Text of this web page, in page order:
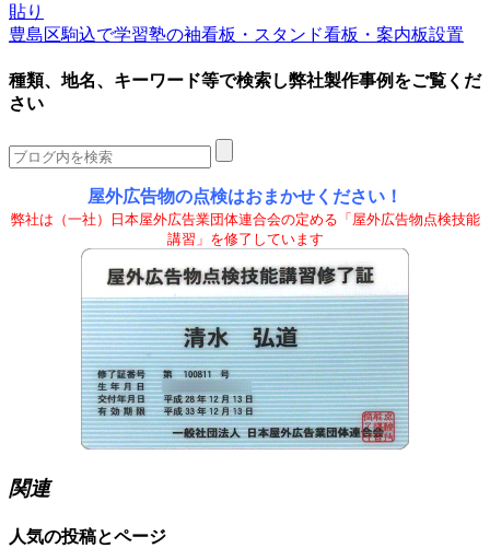
貼り
豊島区駒込で学習塾の袖看板・スタンド看板・案内板設置
種類、地名、キーワード等で検索し弊社製作事例をご覧くだ
さい
屋外広告物の点検はおまかせください！
弊社は（一社）日本屋外広告業団体連合会の定める「屋外広告物点検技能
講習」を修了しています
関連
人気の投稿とページ